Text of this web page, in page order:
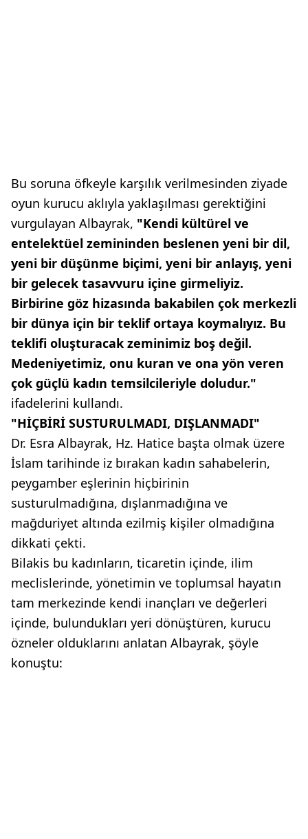
Bu soruna öfkeyle karşılık verilmesinden ziyade
oyun kurucu aklıyla yaklaşılması gerektiğini
vurgulayan Albayrak, "Kendi kültürel ve
entelektüel zemininden beslenen yeni bir dil,
yeni bir düşünme biçimi, yeni bir anlayış, yeni
bir gelecek tasavvuru içine girmeliyiz.
Birbirine göz hizasında bakabilen çok merkezli
bir dünya için bir teklif ortaya koymalıyız. Bu
teklifi oluşturacak zeminimiz boş değil.
Medeniyetimiz, onu kuran ve ona yön veren
çok güçlü kadın temsilcileriyle doludur."
ifadelerini kullandı.
"HİÇBİRİ SUSTURULMADI, DIŞLANMADI"
Dr. Esra Albayrak, Hz. Hatice başta olmak üzere
İslam tarihinde iz bırakan kadın sahabelerin,
peygamber eşlerinin hiçbirinin
susturulmadığına, dışlanmadığına ve
mağduriyet altında ezilmiş kişiler olmadığına
dikkati çekti.
Bilakis bu kadınların, ticaretin içinde, ilim
meclislerinde, yönetimin ve toplumsal hayatın
tam merkezinde kendi inançları ve değerleri
içinde, bulundukları yeri dönüştüren, kurucu
özneler olduklarını anlatan Albayrak, şöyle
konuştu: